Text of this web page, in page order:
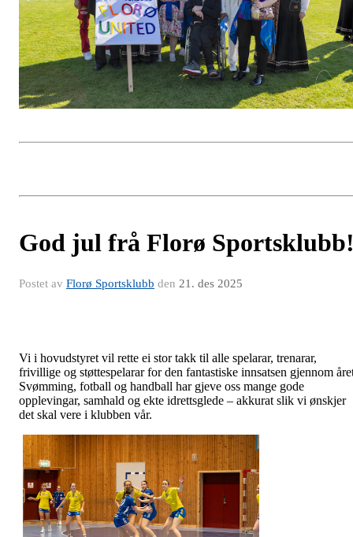
God jul frå Florø
Postet av Florø Sportsklubb den 21. des 2025
Vi i hovudstyret vil rette ei stor takk til alle spelarar, trenarar,
frivillige og støttespelarar for den fantastiske innsatsen gjennom
Svømming, fotball og handball har gjeve oss mange gode
opplevingar, samhald og ekte idrettsglede – akkurat slik vi ønskjer
det skal vere i klubben vår.